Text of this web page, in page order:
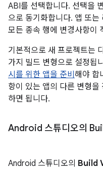
ABI를 선택합니다. 선택을
으로 동기화합니다. 앱 또는
모든 종속 행에 변경사항이
기본적으로 새 프로젝트는
가지 빌드 변형으로 설정됩
시를 위한 앱을 준비 해야 합
항이 있는 앱의 다른 변형을
하면 됩니다.
Android 스튜디오의
Android 스튜디오의 Build